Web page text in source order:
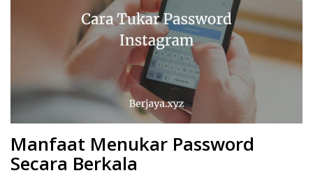
Manfaat Menukar Password
Secara Berkala